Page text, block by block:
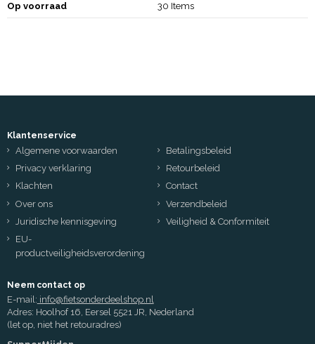
Op voorraad 30 Items
Klantenservice
Algemene voorwaarden
Betalingsbeleid
Privacy verklaring
Retourbeleid
Klachten
Contact
Over ons
Verzendbeleid
Juridische kennisgeving
Veiligheid & Conformiteit
EU-
productveiligheidsverordening
Neem contact op
E-mail: info@fietsonderdeelshop.nl
Adres: Hoolhof 16, Eersel 5521 JR, Nederland
(let op, niet het retouradres)